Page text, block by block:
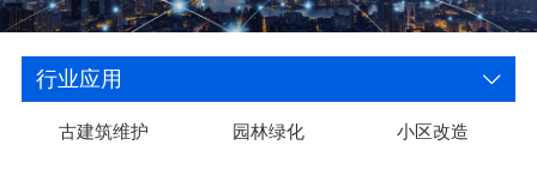
行业应用
古建筑维护 园林绿化 小区改造